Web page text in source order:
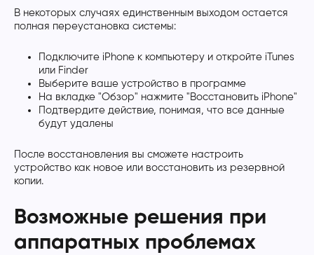
В некоторых случаях единственным выходом остается
полная переустановка системы:
Подключите iPhone к компьютеру и откройте iTunes
или Finder
Выберите ваше устройство в программе
На вкладке "Обзор" нажмите "Восстановить iPhone"
Подтвердите действие, понимая, что все данные
будут удалены
После восстановления вы сможете настроить
устройство как новое или восстановить из резервной
копии.
Возможные решения при
аппаратных проблемах